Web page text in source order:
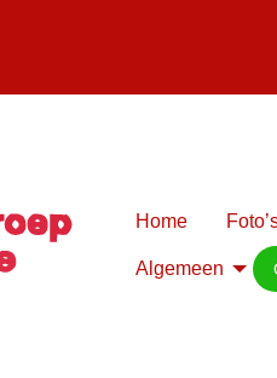
Home
Algemeen